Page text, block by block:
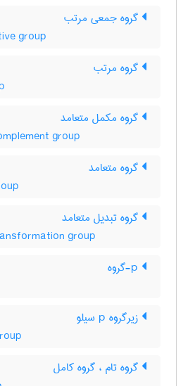
گروه جمعی مرتب
group
گروه مرتب
گروه مکمل متعامد
group
گروه متعامد
گروه تبدیل متعامد
group
زیرگروه p سیلو
گروه تام ، گروه کامل